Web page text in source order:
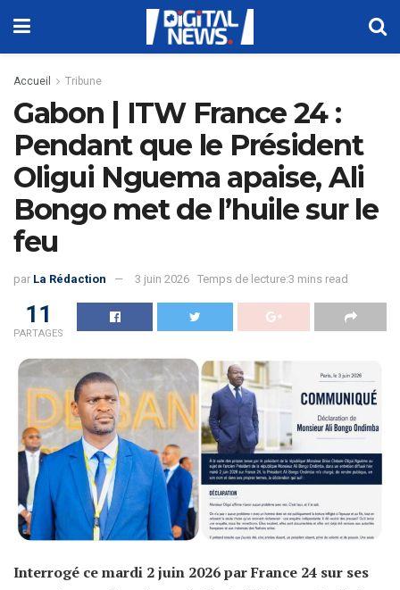
Accueil Tribune
Gabon | ITW France 24 :
Pendant que le Président
Oligui Nguema apaise, Ali
Bongo met de l’huile sur le
feu
par La Rédaction 3 juin 2026 Temps de lecture:3 mins read
11
PARTAGES
Interrogé ce mardi 2 juin 2026 par France 24 sur ses